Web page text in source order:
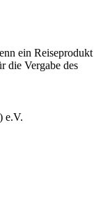
ein Reiseprodukt
die Vergabe des
e.V.